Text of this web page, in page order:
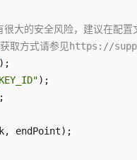
的安全风险，建议在配置
获取方式请参见https://
endPoint);